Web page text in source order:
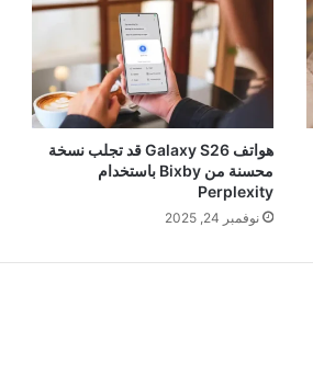
هواتف Galaxy S26 قد تجلب نسخة
محسنة من Bixby باستخدام
Perplexity
نوفمبر 24, 2025